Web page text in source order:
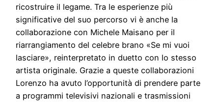
ricostruire il legame. Tra le esperienze più
significative del suo percorso vi è anche la
collaborazione con Michele Maisano per il
riarrangiamento del celebre brano «Se mi vuoi
lasciare», reinterpretato in duetto con lo stesso
artista originale. Grazie a queste collaborazioni
Lorenzo ha avuto l’opportunità di prendere parte
a programmi televisivi nazionali e trasmissioni